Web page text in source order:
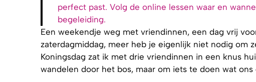
perfect past. Volg de online lessen waar en
begeleiding.
Een weekendje weg met vriendinnen, een dag vrij
zaterdagmiddag, meer heb je eigenlijk niet nodig om
Koningsdag zat ik met drie vriendinnen in een knus
wandelen door het bos, maar om iets te doen wat